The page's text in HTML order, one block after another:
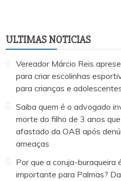
ULTIMAS NOTICIAS
Vereador Márcio Reis
para criar escolinhas
para crianças e
Saiba quem é o advogado
morte do filho de 3 anos
afastado da OAB após
ameaças
Por que a coruja-buraqueira
importante para Palmas?